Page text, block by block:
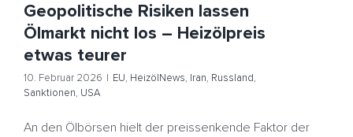
Geopolitische Risiken lassen
Ölmarkt nicht los – Heizölpreis
etwas teurer
10. Februar 2026 | EU, HeizölNews, Iran, Russland,
Sanktionen, USA
An den Ölbörsen hielt der preissenkende Faktor der